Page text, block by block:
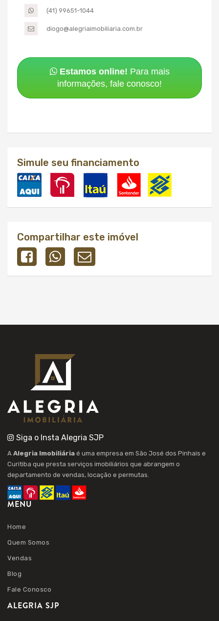
(41) 99651-1044
diogo@alegriaimobiliaria.com.br
Estamos online! Para mais
informações, fale conosco!
Simule seu financiamento
Compartilhar este imóvel
Siga o Insta Alegria SJP
A Alegria Imobiliária é uma empresa em São José dos Pinhais e
Curitiba que presta serviços imobiliários que abrangem o
departamento de vendas, locação e permutas.
MENU
Home
Quem Somos
Vendas
Blog
Fale Conosco
ALEGRIA SJP